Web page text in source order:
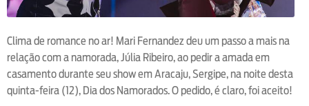
Clima de romance no ar! Mari Fernandez deu um passo a mais na
relação com a namorada, Júlia Ribeiro, ao pedir a amada em
casamento durante seu show em Aracaju, Sergipe, na noite desta
quinta-feira (12), Dia dos Namorados. O pedido, é claro, foi aceito!